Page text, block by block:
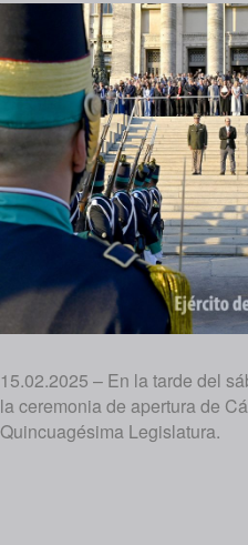
15.02.2025 – En la tarde del
la ceremonia de apertura de
Quincuagésima Legislatura.